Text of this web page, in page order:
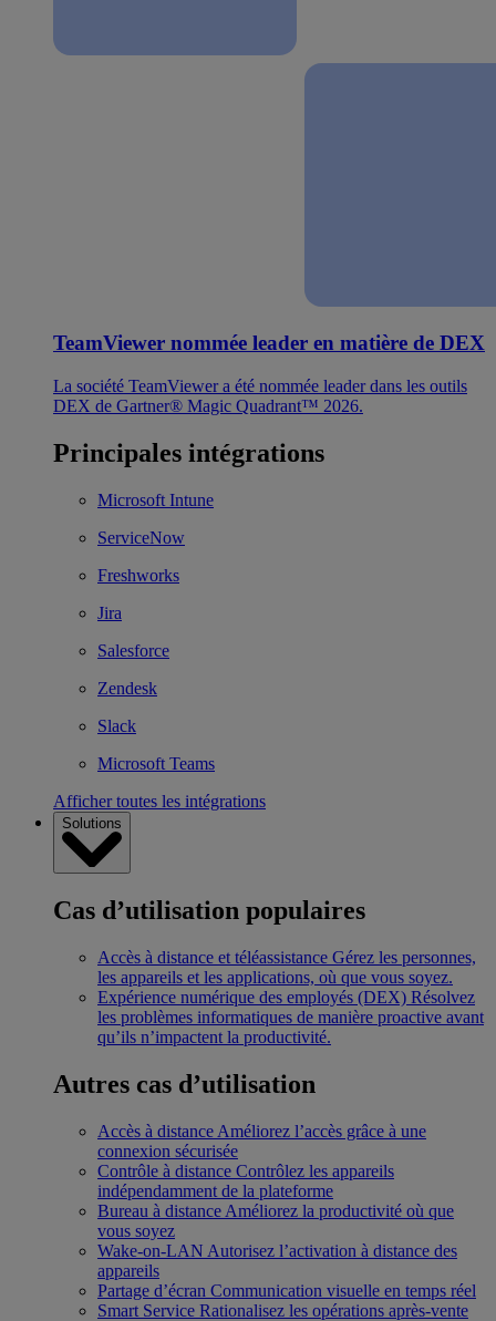
TeamViewer nommée leader en matière de DEX
La société TeamViewer a été nommée leader dans les outils
DEX de Gartner® Magic Quadrant™ 2026.
Principales intégrations
Microsoft Intune
ServiceNow
Freshworks
Jira
Salesforce
Zendesk
Slack
Microsoft Teams
Afficher toutes les intégrations
Solutions
Cas d’utilisation populaires
Accès à distance et téléassistance Gérez les personnes,
les appareils et les applications, où que vous soyez.
Expérience numérique des employés (DEX) Résolvez
les problèmes informatiques de manière proactive avant
qu’ils n’impactent la productivité.
Autres cas d’utilisation
Accès à distance Améliorez l’accès grâce à une
connexion sécurisée
Contrôle à distance Contrôlez les appareils
indépendamment de la plateforme
Bureau à distance Améliorez la productivité où que
vous soyez
Wake-on-LAN Autorisez l’activation à distance des
appareils
Partage d’écran Communication visuelle en temps réel
Smart Service Rationalisez les opérations après-vente